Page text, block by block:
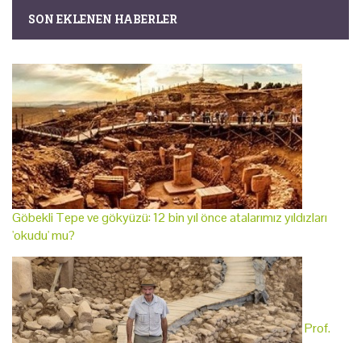
SON EKLENEN HABERLER
Göbekli Tepe ve gökyüzü: 12 bin yıl önce atalarımız yıldızları
'okudu' mu?
Prof.